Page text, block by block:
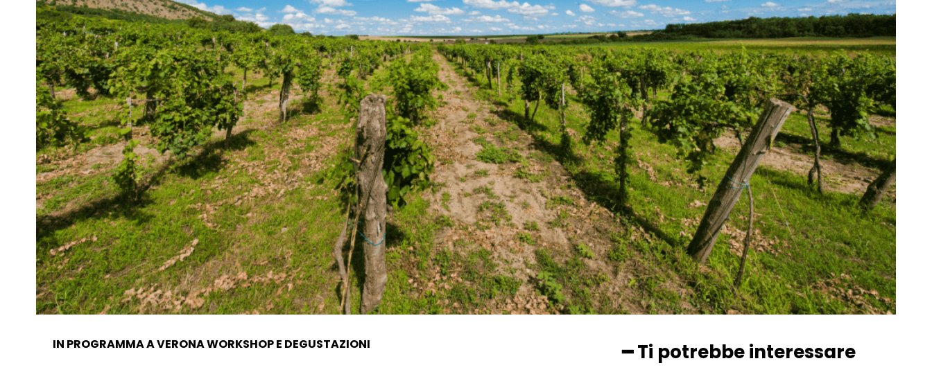
IN PROGRAMMA A VERONA WORKSHOP E DEGUSTAZIONI ━ Ti potrebbe interessare